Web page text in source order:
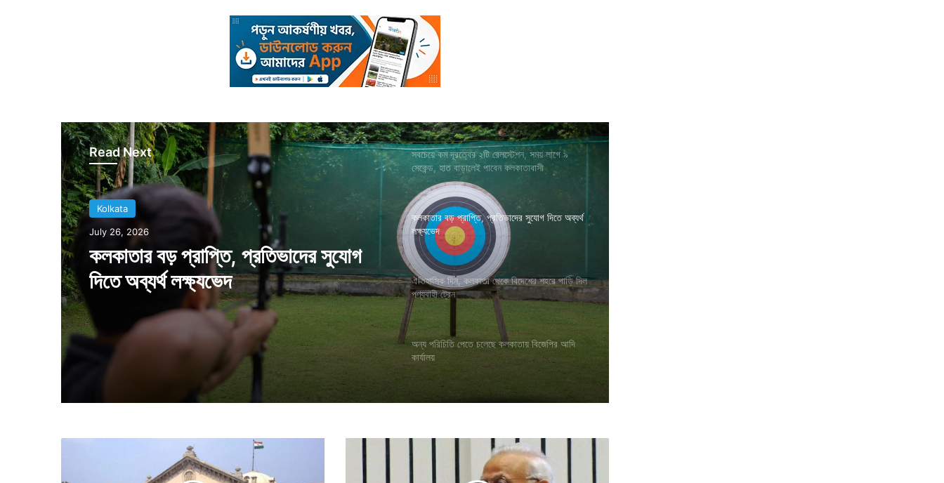
Read Next
Kolkata
July 26, 2026
কলকাতার বড় প্রাপ্তি, প্রতিভাদের সুযোগ
দিতে অব্যর্থ লক্ষ্যভেদ
সবচেয়ে কম দূরত্বের ২টি রেলস্টেশন, সময় লাগে ৯
সেকেন্ড, হাত বাড়ালেই পাবেন কলকাতাবাসী
কলকাতার বড় প্রাপ্তি, প্রতিভাদের সুযোগ দিতে অব্যর্থ
লক্ষ্যভেদ
ঐতিহাসিক দিন, কলকাতা থেকে বিদেশের শহরে পাড়ি দিল
পণ্যবাহী ট্রেন
অন্য পরিচিতি পেতে চলেছে কলকাতায় বিজেপির আদি
কার্যালয়